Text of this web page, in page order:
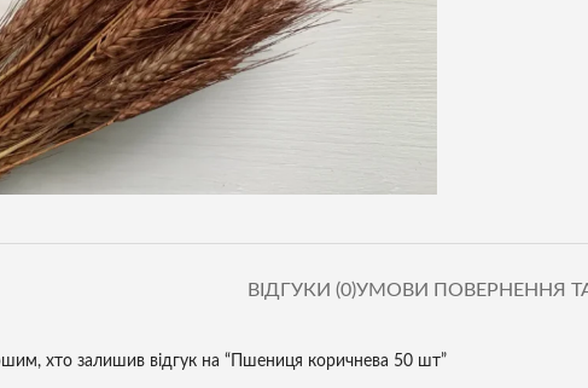
щоб збільшити
ВІДГУКИ (0)УМОВИ ПОВЕРНЕННЯ
хто залишив відгук на “Пшениця коричнева 50 шт”